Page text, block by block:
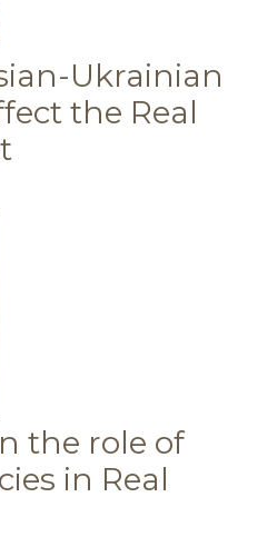
Ukrainian
the Real
the role of
in Real